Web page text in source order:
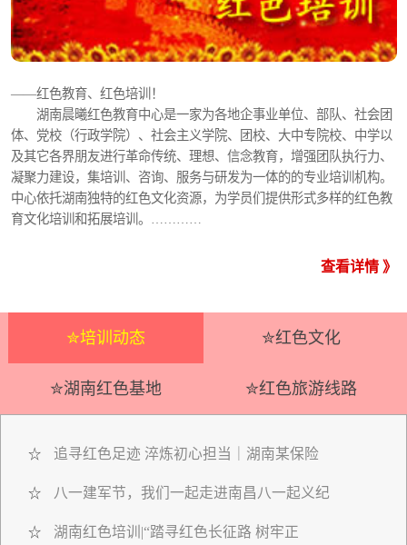
——红色教育、红色培训！
湖南晨曦红色教育中心是一家为各地企事业单位、部队、社会团
体、党校（行政学院）、社会主义学院、团校、大中专院校、中学以
及其它各界朋友进行革命传统、理想、信念教育，增强团队执行力、
凝聚力建设，集培训、咨询、服务与研发为一体的的专业培训机构。
中心依托湖南独特的红色文化资源，为学员们提供形式多样的红色教
育文化培训和拓展培训。…………
查看详情 》
✮培训动态 ✮红色文化
✮湖南红色基地 ✮红色旅游线路
☆ 追寻红色足迹 淬炼初心担当｜湖南某保险
☆ 八一建军节，我们一起走进南昌八一起义纪
☆ 湖南红色培训|“踏寻红色长征路 树牢正